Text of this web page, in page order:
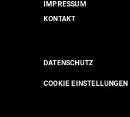
IMPRESSUM
KONTAKT
DATENSCHUTZ
COOKIE EINSTELLUNGEN